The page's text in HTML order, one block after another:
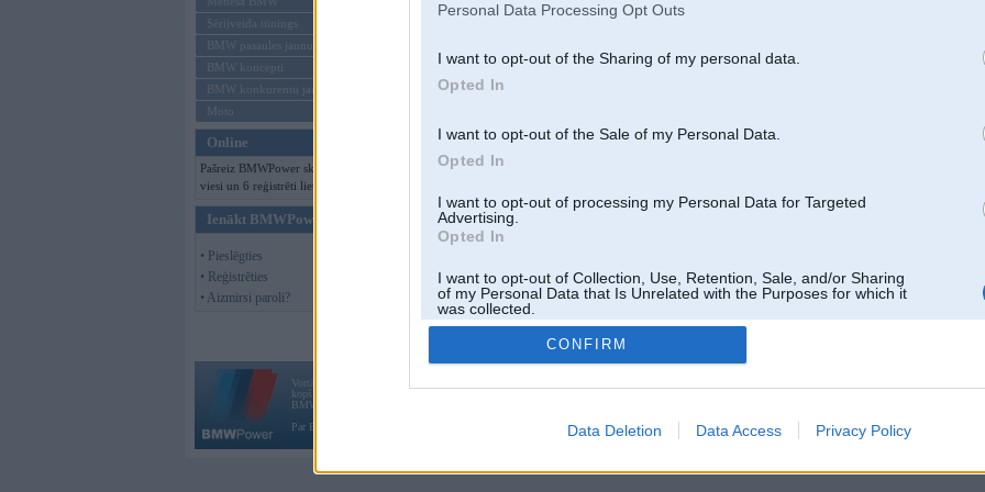
Personal Data Processing Opt Outs
I want to opt-out of the Sharing of my personal data.
Opted In
I want to opt-out of the Sale of my Personal Data.
Opted In
I want to opt-out of processing my Personal Data for Targeted
Advertising.
Opted In
I want to opt-out of Collection, Use, Retention, Sale, and/or Sharing
of my Personal Data that Is Unrelated with the Purposes for which it
was collected.
Opted Out
CONFIRM
Data Deletion Data Access Privacy Policy
Sērijveida tūnings
BMW pasaules jaunumi
BMW koncepti
BMW konkurentu jaunumi
Moto
Online
Pašreiz BMWPower skatās 118
viesi un 6 reģistrēti lietotāji.
Ienākt BMWPower
• Pieslēgties
• Reģistrēties
• Aizmirsi paroli?
Vortāls BMWPower.lv darbojas
kopš 2002. gada 14. maija. Tas nav auto klubs un nav saistīts ar
BMW AG.
Par BMWPower